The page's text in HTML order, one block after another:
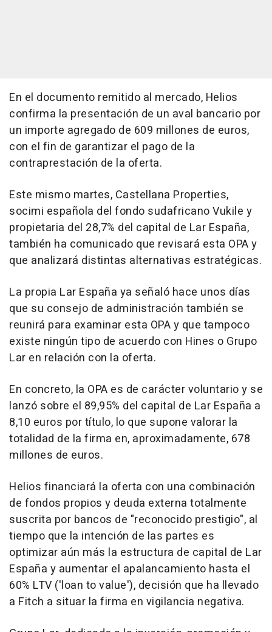
En el documento remitido al mercado, Helios
confirma la presentación de un aval bancario por
un importe agregado de 609 millones de euros,
con el fin de garantizar el pago de la
contraprestación de la oferta.
Este mismo martes, Castellana Properties,
socimi española del fondo sudafricano Vukile y
propietaria del 28,7% del capital de Lar España,
también ha comunicado que revisará esta OPA y
que analizará distintas alternativas estratégicas.
La propia Lar España ya señaló hace unos días
que su consejo de administración también se
reunirá para examinar esta OPA y que tampoco
existe ningún tipo de acuerdo con Hines o Grupo
Lar en relación con la oferta.
En concreto, la OPA es de carácter voluntario y se
lanzó sobre el 89,95% del capital de Lar España a
8,10 euros por título, lo que supone valorar la
totalidad de la firma en, aproximadamente, 678
millones de euros.
Helios financiará la oferta con una combinación
de fondos propios y deuda externa totalmente
suscrita por bancos de "reconocido prestigio", al
tiempo que la intención de las partes es
optimizar aún más la estructura de capital de Lar
España y aumentar el apalancamiento hasta el
60% LTV ('loan to value'), decisión que ha llevado
a Fitch a situar la firma en vigilancia negativa.